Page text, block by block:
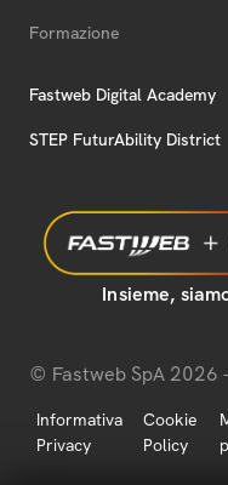
Formazione
Fastweb Digital Academy
STEP FuturAbility District
Insieme,
© Fastweb SpA 2026
Informativa
Privacy
Cookie
Policy